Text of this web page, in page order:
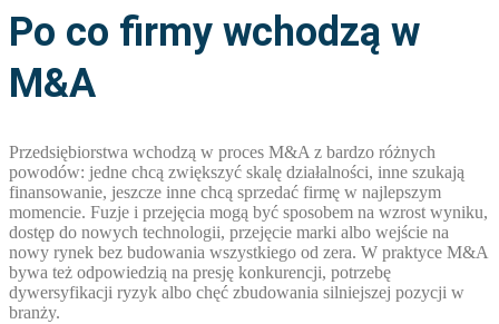
Po co firmy wchodzą w
M&A
Przedsiębiorstwa wchodzą w proces M&A z bardzo różnych
powodów: jedne chcą zwiększyć skalę działalności, inne szukają
finansowanie, jeszcze inne chcą sprzedać firmę w najlepszym
momencie. Fuzje i przejęcia mogą być sposobem na wzrost wyniku,
dostęp do nowych technologii, przejęcie marki albo wejście na
nowy rynek bez budowania wszystkiego od zera. W praktyce M&A
bywa też odpowiedzią na presję konkurencji, potrzebę
dywersyfikacji ryzyk albo chęć zbudowania silniejszej pozycji w
branży.